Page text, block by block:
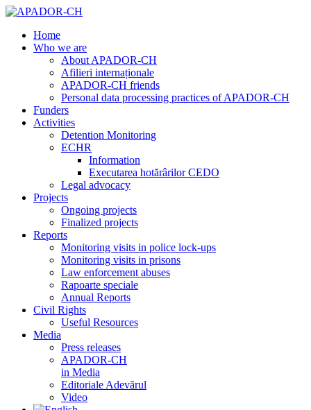
Home
Who we are
About APADOR-CH
Afilieri internaționale
APADOR-CH friends
Personal data processing practices of APADOR-CH
Funders
Activities
Detention Monitoring
ECHR
Information
Executarea hotărârilor CEDO
Legal advocacy
Projects
Ongoing projects
Finalized projects
Reports
Monitoring visits in police lock-ups
Monitoring visits in prisons
Law enforcement abuses
Rapoarte speciale
Annual Reports
Civil Rights
Useful Resources
Media
Press releases
APADOR-CH
in Media
Editoriale Adevărul
Video